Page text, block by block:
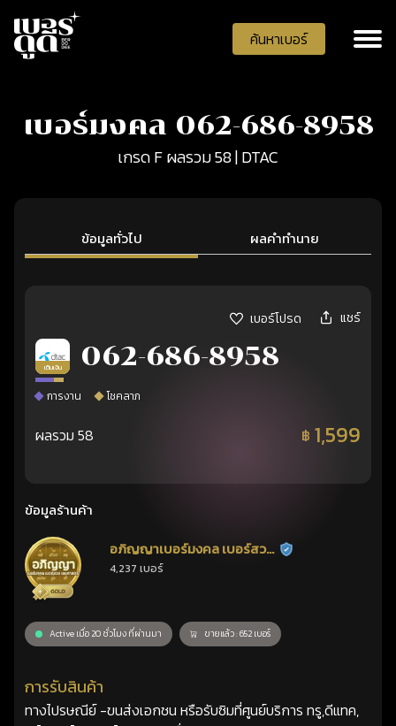
ค้นหาเบอร์
เบอร์มงคล 062-686-8958
เกรด F ผลรวม 58 | DTAC
ข้อมูลทั่วไป ผลคำทำนาย
เบอร์โปรด แชร์
เติมเงิน 062-686-8958
การงาน โชคลาภ
ผลรวม 58 ฿ 1,599
ข้อมูลร้านค้า
อภิญญาเบอร์มงคล เบอร์สวย
เลขศาสตร์
ร้านยืนยันแล้ว
4,237 เบอร์
Active เมื่อ 20 ชั่วโมง ที่ผ่านมา ขายแล้ว : 652 เบอร์
การรับสินค้า
ทางไปรษณีย์ -ขนส่งเอกชน หรือรับซิมที่ศูนย์บริการ ทรู,ดีแทค,